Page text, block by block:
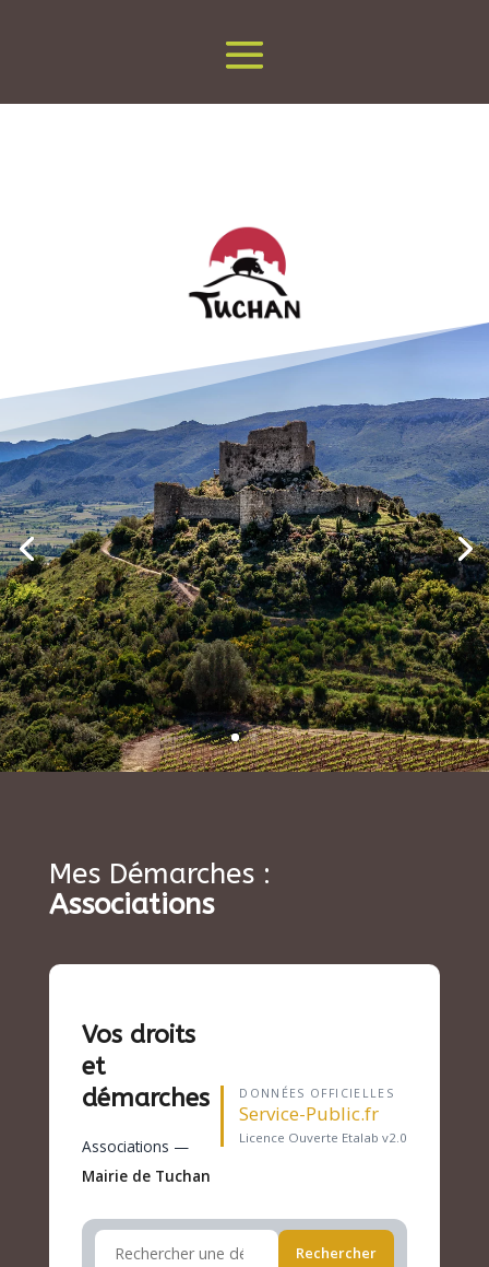
Mes Démarches :
Associations
Vos droits
et
démarches
Associations —
Mairie de Tuchan
DONNÉES OFFICIELLES
Service-Public.fr
Licence Ouverte Etalab v2.0
Rechercher